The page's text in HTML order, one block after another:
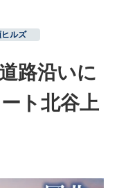
ルズ
路沿いに
ト北谷上